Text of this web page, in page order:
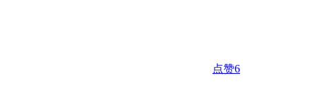
点赞6